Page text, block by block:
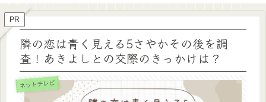
PR
隣の恋は青く見える5さやかその後を調
査！あきよしとの交際のきっかけは？
ネットテレビ